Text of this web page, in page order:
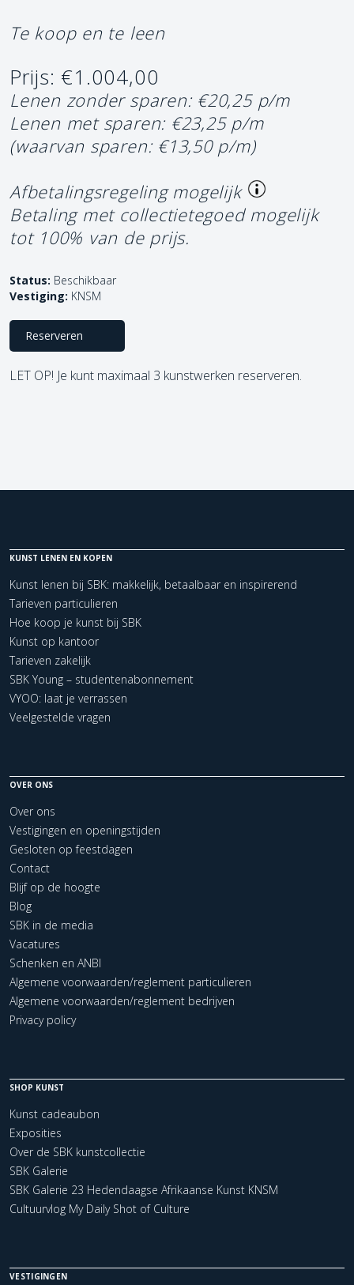
Te koop en te leen
Prijs: €1.004,00
Lenen zonder sparen: €20,25 p/m
Lenen met sparen: €23,25 p/m
(waarvan sparen: €13,50 p/m)
Afbetalingsregeling mogelijk
Betaling met collectietegoed mogelijk
tot 100% van de prijs.
Status: Beschikbaar
Vestiging: KNSM
Reserveren
LET OP! Je kunt maximaal 3 kunstwerken reserveren.
KUNST LENEN EN KOPEN
Kunst lenen bij SBK: makkelijk, betaalbaar en inspirerend
Tarieven particulieren
Hoe koop je kunst bij SBK
Kunst op kantoor
Tarieven zakelijk
SBK Young – studentenabonnement
VYOO: laat je verrassen
Veelgestelde vragen
OVER ONS
Over ons
Vestigingen en openingstijden
Gesloten op feestdagen
Contact
Blijf op de hoogte
Blog
SBK in de media
Vacatures
Schenken en ANBI
Algemene voorwaarden/reglement particulieren
Algemene voorwaarden/reglement bedrijven
Privacy policy
SHOP KUNST
Kunst cadeaubon
Exposities
Over de SBK kunstcollectie
SBK Galerie
SBK Galerie 23 Hedendaagse Afrikaanse Kunst KNSM
Cultuurvlog My Daily Shot of Culture
VESTIGINGEN